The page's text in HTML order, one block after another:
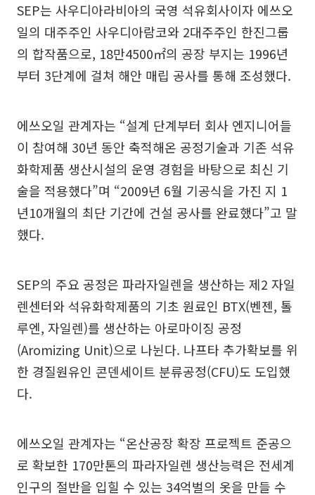
SEP는 사우디아라비아의 국영 석유회사이자 에쓰오
일의 대주주인 사우디아람코와 2대주주인 한진그룹
의 합작품으로, 18만4500㎡의 공장 부지는 1996년
부터 3단계에 걸쳐 해안 매립 공사를 통해 조성했다.
에쓰오일 관계자는 “설계 단계부터 회사 엔지니어들
이 참여해 30년 동안 축적해온 공정기술과 기존 석유
화학제품 생산시설의 운영 경험을 바탕으로 최신 기
술을 적용했다”며 “2009년 6월 기공식을 가진 지 1
년10개월의 최단 기간에 건설 공사를 완료했다”고 말
했다.
SEP의 주요 공정은 파라자일렌을 생산하는 제2 자일
렌센터와 석유화학제품의 기초 원료인 BTX(벤젠, 톨
루엔, 자일렌)를 생산하는 아로마이징 공정
(Aromizing Unit)으로 나뉜다. 나프타 추가확보를 위
한 경질원유인 콘덴세이트 분류공정(CFU)도 도입했
다.
에쓰오일 관계자는 “온산공장 확장 프로젝트 준공으
로 확보한 170만톤의 파라자일렌 생산능력은 전세계
인구의 절반을 입힐 수 있는 34억벌의 옷을 만들 수